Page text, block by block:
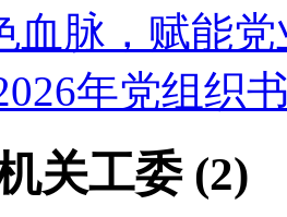
血脉，赋能
年党组织
关工委 (2)